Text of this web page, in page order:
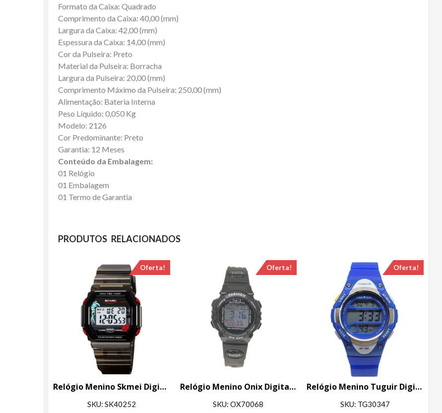
Formato da Caixa: Quadrado
Comprimento da Caixa: 40,00 (mm)
Largura da Caixa: 42,00 (mm)
Espessura da Caixa: 14,00 (mm)
Cor da Pulseira: Preto
Material da Pulseira: Borracha
Largura da Pulseira: 20,00 (mm)
Comprimento Máximo da Pulseira: 250,00 (mm)
Alimentação: Bateria Interna
Peso Líquido: 0,050 Kg
Modelo: 2126
Cor Predominante: Preto
Garantia: 12 Meses
Conteúdo da Embalagem:
01 Relógio
01 Embalagem
01 Termo de Garantia
PRODUTOS RELACIONADOS
Oferta!
Relógio Menino Skmei Digital 2390 Preto
SKU: SK40252
Oferta!
Relógio Menino Onix Digital IT-619 (0101) Preto
SKU: OX70068
Oferta!
Relógio Menino Tuguir Digital TG30347 Azul
SKU: TG30347